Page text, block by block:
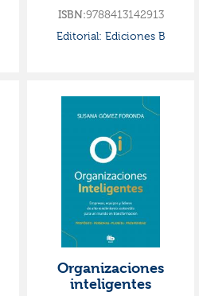
ISBN:9788413142913
Editorial: Ediciones B
Organizaciones
inteligentes